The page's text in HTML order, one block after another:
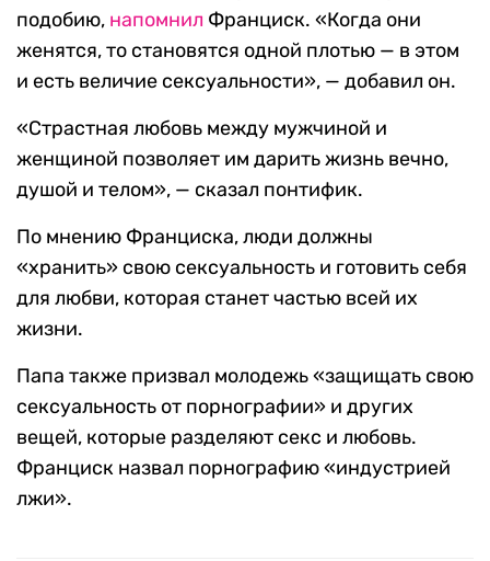
подобию, напомнил Франциск. «Когда они
женятся, то становятся одной плотью — в этом
и есть величие сексуальности», — добавил он.
«Страстная любовь между мужчиной и
женщиной позволяет им дарить жизнь вечно,
душой и телом», — сказал понтифик.
По мнению Франциска, люди должны
«хранить» свою сексуальность и готовить себя
для любви, которая станет частью всей их
жизни.
Папа также призвал молодежь «защищать свою
сексуальность от порнографии» и других
вещей, которые разделяют секс и любовь.
Франциск назвал порнографию «индустрией
лжи».